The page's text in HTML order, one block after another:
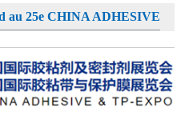
au 25e CHINA ADHESIVE